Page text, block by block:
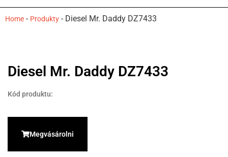
Home - Produkty - Diesel Mr. Daddy DZ7433
Diesel Mr. Daddy DZ7433
Kód produktu:
Megvásárolni